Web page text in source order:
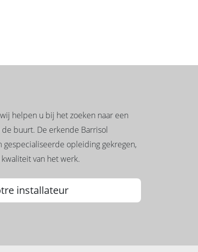
helpen u bij het zoeken naar een
buurt. De erkende Barrisol
opleiding gekregen,
van het werk.
installateur